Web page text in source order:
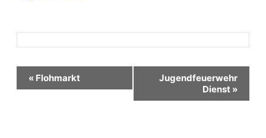
Veranstaltung-
« Flohmarkt
Jugendfeuerwehr
Dienst »